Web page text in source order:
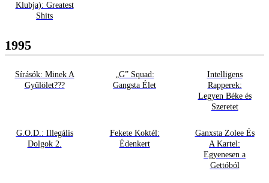
Klubja): Greatest
Shits
1995
Sírásók: Minek A
Gyűlölet???
„G” Squad:
Gangsta Élet
Intelligens
Rapperek:
Legyen Béke és
Szeretet
G.O.D.: Illegális
Dolgok 2.
Fekete Koktél:
Édenkert
Ganxsta Zolee És
A Kartel:
Egyenesen a
Gettóból